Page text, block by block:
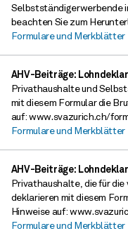
Selbstständigerwerbende
beachten Sie zum
Formulare und Merkblätter
AHV-Beiträge:
Privathaushalte und
mit diesem Formular die
auf: www.svazurich.ch/
Formulare und Merkblätter
AHV-Beiträge:
Privathaushalte, die für
deklarieren mit diesem
Hinweise auf:
Formulare und Merkblätter